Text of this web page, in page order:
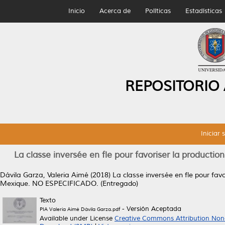
Inicio Acerca de Políticas Estadísticas
Iniciar
La classe inversée en fle pour favoriser la
Dávila Garza, Valeria Aimé (2018) La classe inversée en fle pour
Mexique. NO ESPECIFICADO. (Entregado)
Texto
PIA Valeria Aimé Dávila Garza.pdf- Versión Aceptada
Available under License Creative Commons Attribution